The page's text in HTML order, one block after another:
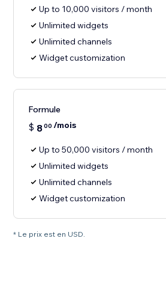
Up to 10,000 visitors / month
Unlimited widgets
Unlimited channels
Widget customization
Formule
$ 800 /mois
Up to 50,000 visitors / month
Unlimited widgets
Unlimited channels
Widget customization
* Le prix est en USD.